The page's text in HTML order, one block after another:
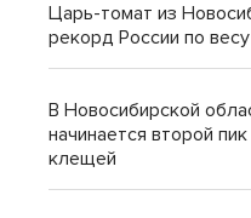
Царь-томат из
рекорд России по
В Новосибирской
начинается второй
клещей